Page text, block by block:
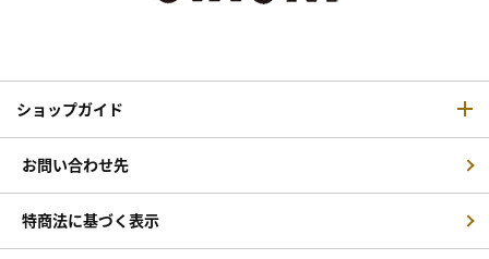
ショップガイド
お問い合わせ先
特商法に基づく表示